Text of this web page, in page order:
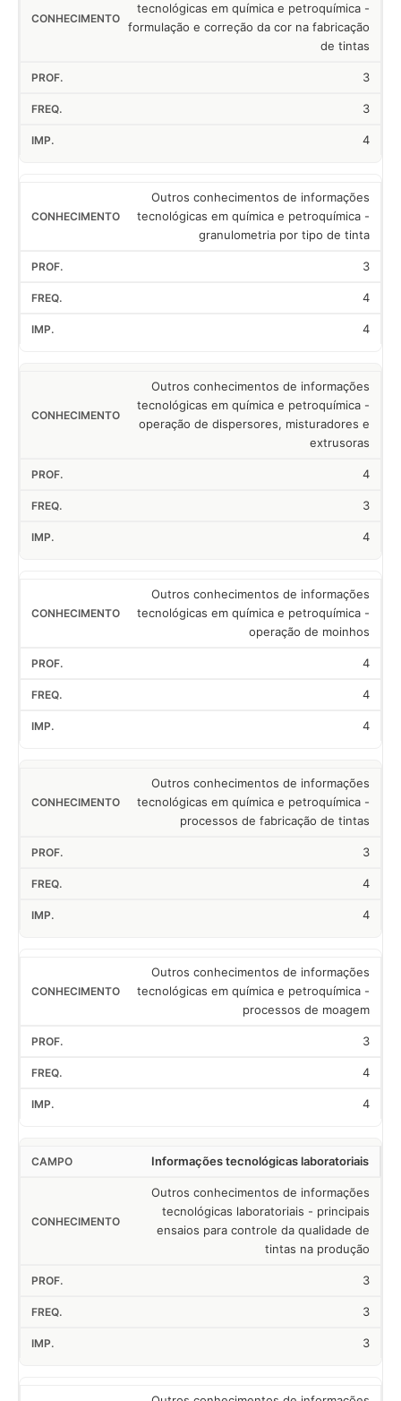
tecnológicas em química e petroquímica -
formulação e correção da cor na fabricação
de tintas
3
3
4
Outros conhecimentos de informações
tecnológicas em química e petroquímica -
granulometria por tipo de tinta
3
4
4
Outros conhecimentos de informações
tecnológicas em química e petroquímica -
operação de dispersores, misturadores e
extrusoras
4
3
4
Outros conhecimentos de informações
tecnológicas em química e petroquímica -
operação de moinhos
4
4
4
Outros conhecimentos de informações
tecnológicas em química e petroquímica -
processos de fabricação de tintas
3
4
4
Outros conhecimentos de informações
tecnológicas em química e petroquímica -
processos de moagem
3
4
4
Informações tecnológicas laboratoriais
Outros conhecimentos de informações
tecnológicas laboratoriais - principais
ensaios para controle da qualidade de
tintas na produção
3
3
3